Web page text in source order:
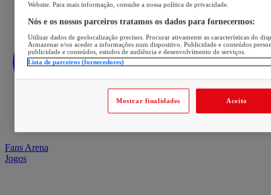
Fans Arena
Jogos
Website. Para mais informação, consulte a nossa política de privacidade.
Nós e os nossos parceiros tratamos os dados para fornecermos:
Utilizar dados de geolocalização precisos. Procurar ativamente as características do
Armazenar e/ou aceder a informações num dispositivo. Publicidade e conteúdos
publicidade e conteúdos, estudos de audiência e desenvolvimento de serviços.
Lista de parceiros (fornecedores)
Mostrar finalidades Aceito